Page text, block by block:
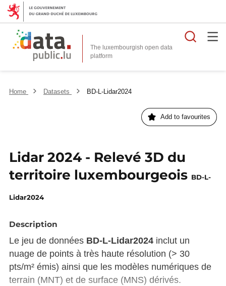
The luxembourgish open data
platform
Home Datasets BD-L-Lidar2024
Add to favourites
Lidar 2024 - Relevé 3D du
territoire luxembourgeois BD-L-
Lidar2024
Description
Le jeu de données BD-L-Lidar2024inclut un
nuage de points à très haute résolution (> 30
pts/m² émis) ainsi que les modèles numériques de
terrain (MNT) et de surface (MNS) dérivés.